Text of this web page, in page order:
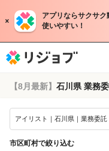
アプリならサクサク
使いやすい！
【8月最新】 石川県 業務
アイリスト｜石川県｜業務委託
市区町村で絞り込む